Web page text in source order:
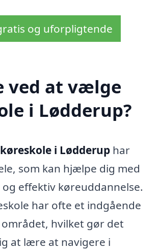
og uforpligtende
ved at vælge
i Lødderup?
køreskole i Lødderup har
som kan hjælpe dig med
effektiv køreuddannelse.
har ofte et indgående
hvilket gør det
at lære at navigere i